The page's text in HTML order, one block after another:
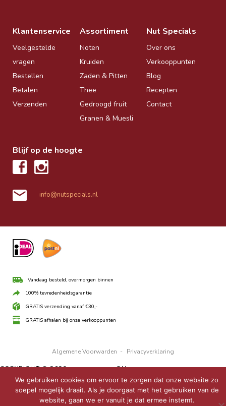
Klantenservice
Veelgestelde
vragen
Bestellen
Betalen
Verzenden
Assortiment
Noten
Kruiden
Zaden & Pitten
Thee
Gedroogd fruit
Granen & Muesli
Nut Specials
Over ons
Verkooppunten
Blog
Recepten
Contact
Blijf op de hoogte
info@nutspecials.nl
Vandaag besteld, overmorgen binnen
100% tevredenheidsgarantie
GRATIS verzending vanaf €30,-
GRATIS afhalen bij onze verkooppunten
Algemene Voorwarden - Privacyverklaring
COPYRIGHT © 2026 ·UBO THEMEONGENESIS FRAMEWORK·
WORDPRESS·LOG IN
We gebruiken cookies om ervoor te zorgen dat onze website zo
soepel mogelijk draait. Als je doorgaat met het gebruiken van de
website, gaan we er vanuit je dat ermee instemt.